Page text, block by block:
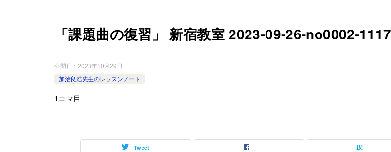
「課題曲の復習」 新宿教室 2023-09-26-no0002-1117
公開日： 2023年10月29日
加治良浩先生のレッスンノート
1コマ目
Tweet